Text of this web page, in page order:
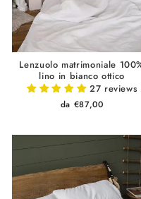
Lenzuolo matrimoniale
lino in bianco ottico
27 reviews
da €87,00